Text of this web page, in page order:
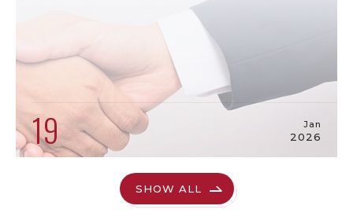
19 Jan
2026
SHOW ALL